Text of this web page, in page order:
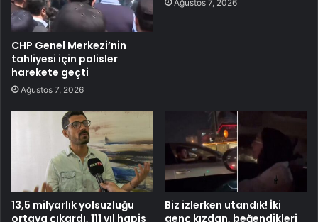
CHP Genel Merkezi’nin
tahliyesi için polisler
harekete geçti
Ağustos 7, 2026
Ağustos 7, 2026
13,5 milyarlık yolsuzluğu
ortaya çıkardı, 111 yıl hapis
Biz izlerken utandık! İki
genç kızdan, beğendikleri